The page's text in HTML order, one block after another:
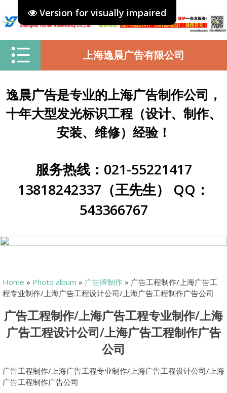
Version for visually impaired
上海逸晨广告有限公司
逸晨广告是专业的上海广告制作公司，
十年大型发光标识工程（设计、制作、
安装、维修）经验！
服务热线：021-55221417
13818242337（王先生） QQ：
543366767
Home » Photo album » 广告牌制作 » 广告工程制作/上海广告工
程专业制作/上海广告工程设计公司/上海广告工程制作广告公司
广告工程制作/上海广告工程专业制作/上海
广告工程设计公司/上海广告工程制作广告
公司
广告工程制作/上海广告工程专业制作/上海广告工程设计公司/上海
广告工程制作广告公司